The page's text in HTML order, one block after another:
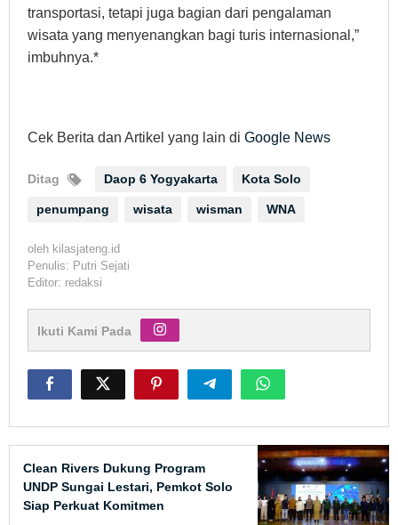
transportasi, tetapi juga bagian dari pengalaman
wisata yang menyenangkan bagi turis internasional,”
imbuhnya.*
Cek Berita dan Artikel yang lain di Google News
Ditag Daop 6 Yogyakarta Kota Solo
penumpang wisata wisman WNA
oleh kilasjateng.id
Penulis: Putri Sejati
Editor: redaksi
Ikuti Kami Pada
Clean Rivers Dukung Program
UNDP Sungai Lestari, Pemkot Solo
Siap Perkuat Komitmen